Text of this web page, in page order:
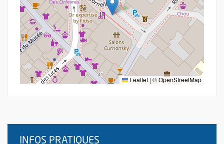
Leaflet | ©OpenStreetMap
INFOS PRATIQUES